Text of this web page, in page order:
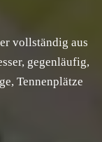
vollständig aus
gegenläufig,
Tennenplätze